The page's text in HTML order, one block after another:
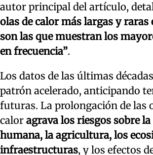
autor principal del artículo,
olas de calor más largas y raras
son las que muestran los
en frecuencia”.
Los datos de las últimas
patrón acelerado, anticipando
futuras. La prolongación de las
calor agrava los riesgos sobre
humana, la agricultura, los
infraestructuras, y los efectos